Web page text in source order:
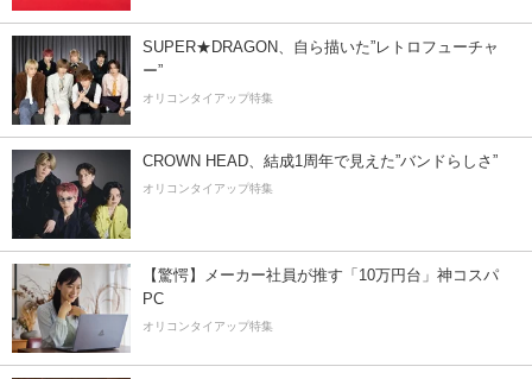
SUPER★DRAGON、自ら描いた”レトロフューチャ
ー”
オリコンタイアップ特集
CROWN HEAD、結成1周年で見えた”バンドらしさ”
オリコンタイアップ特集
【驚愕】メーカー社員が推す「10万円台」神コスパ
PC
オリコンタイアップ特集